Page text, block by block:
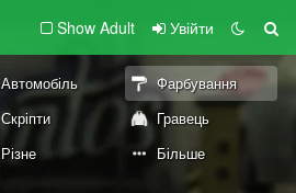
Show Adult Увійти
Автомобіль
Фарбування
Скріпти
Гравець
Різне Більше